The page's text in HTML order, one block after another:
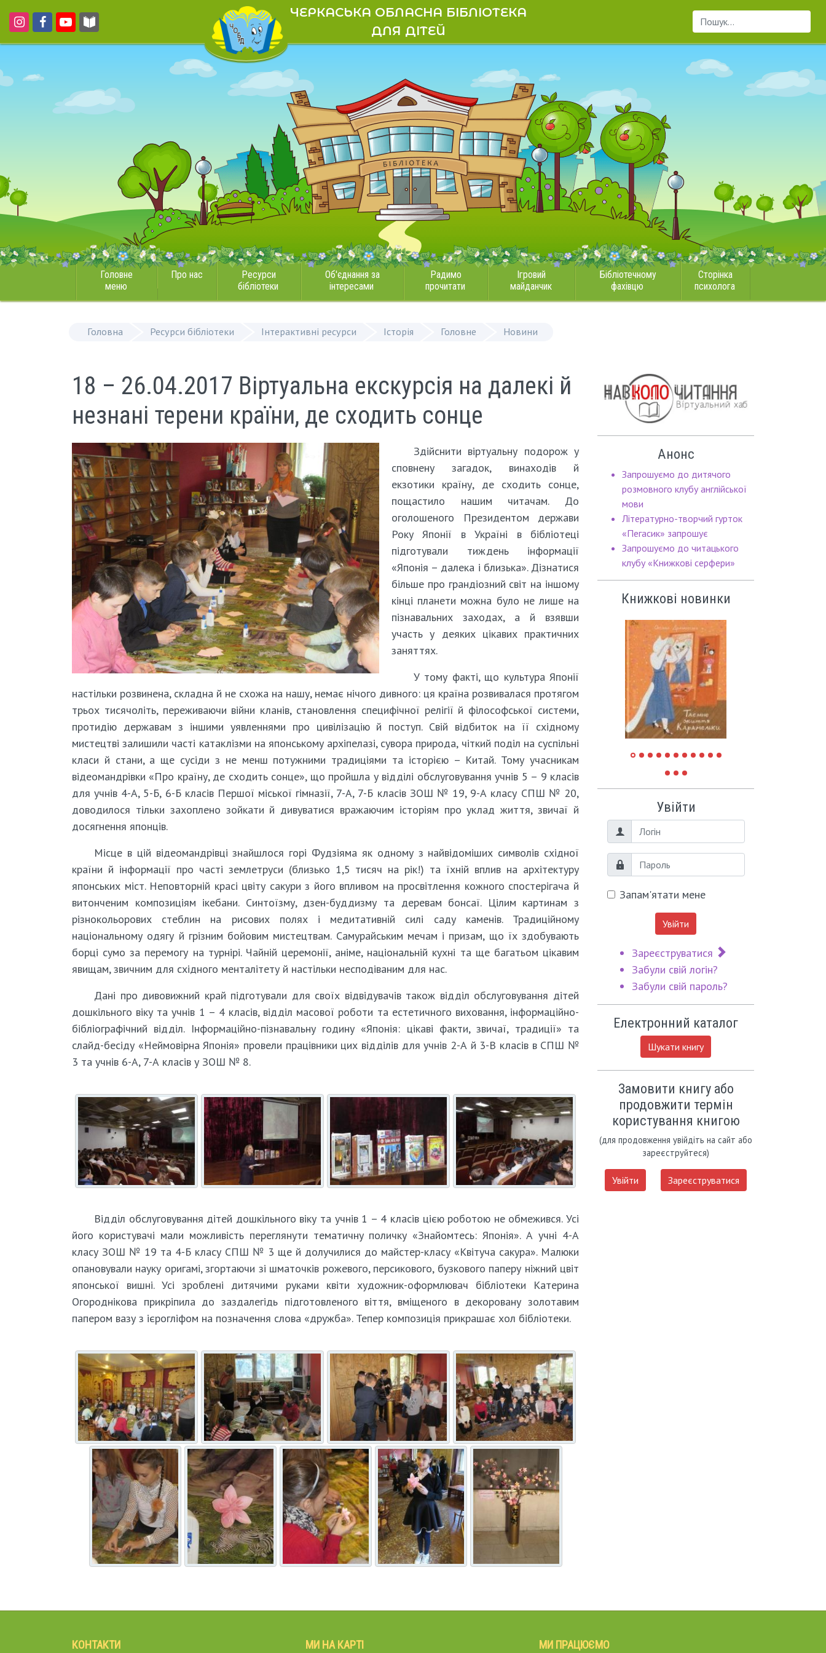
ЧЕРКАСЬКА ОБЛАСНА БІБЛІОТЕКА
ДЛЯ ДІТЕЙ
Пошук...
Головне
меню
Про нас
Ресурси
бібліотеки
Об'єднання за
інтересами
Радимо
прочитати
Ігровий
майданчик
Бібліотечному
фахівцю
Сторінка
психолога
Головна Ресурси бібліотеки Інтерактивні ресурси Історія Головне Новини
18 – 26.04.2017 Віртуальна екскурсія на далекі й
незнані терени країни, де сходить сонце
Здійснити віртуальну подорож у
сповнену загадок, винаходів й
екзотики країну, де сходить сонце,
пощастило нашим читачам. До
оголошеного Президентом держави
Року Японії в Україні в бібліотеці
підготували тиждень інформації
«Японія – далека і близька». Дізнатися
більше про грандіозний світ на іншому
кінці планети можна було не лише на
пізнавальних заходах, а й взявши
участь у деяких цікавих практичних
заняттях.
У тому факті, що культура Японії
настільки розвинена, складна й не схожа на нашу, немає нічого дивного: ця країна розвивалася протягом
трьох тисячоліть, переживаючи війни кланів, становлення специфічної релігії й філософської системи,
протидію державам з іншими уявленнями про цивілізацію й поступ. Свій відбиток на її східному
мистецтві залишили часті катаклізми на японському архіпелазі, сувора природа, чіткий поділ на суспільні
класи й стани, а ще сусіди з не менш потужними традиціями та історією – Китай. Тому учасникам
відеомандрівки «Про країну, де сходить сонце», що пройшла у відділі обслуговування учнів 5 – 9 класів
для учнів 4-А, 5-Б, 6-Б класів Першої міської гімназії, 7-А, 7-Б класів ЗОШ № 19, 9-А класу СПШ № 20,
доводилося тільки захоплено зойкати й дивуватися вражаючим історіям про уклад життя, звичаї й
досягнення японців.
Місце в цій відеомандрівці знайшлося горі Фудзіяма як одному з найвідоміших символів східної
країни й інформації про часті землетруси (близько 1,5 тисяч на рік!) та їхній вплив на архітектуру
японських міст. Неповторній красі цвіту сакури з його впливом на просвітлення кожного спостерігача й
витонченим композиціям ікебани. Синтоїзму, дзен-буддизму та деревам бонсаї. Цілим картинам з
різнокольорових стеблин на рисових полях і медитативній силі саду каменів. Традиційному
національному одягу й грізним бойовим мистецтвам. Самурайським мечам і призам, що їх здобувають
борці сумо за перемогу на турнірі. Чайній церемонії, аніме, національній кухні та ще багатьом цікавим
явищам, звичним для східного менталітету й настільки несподіваним для нас.
Дані про дивовижний край підготували для своїх відвідувачів також відділ обслуговування дітей
дошкільного віку та учнів 1 – 4 класів, відділ масової роботи та естетичного виховання, інформаційно-
бібліографічний відділ. Інформаційно-пізнавальну годину «Японія: цікаві факти, звичаї, традиції» та
слайд-бесіду «Неймовірна Японія» провели працівники цих відділів для учнів 2-А й 3-В класів в СПШ №
3 та учнів 6-А, 7-А класів у ЗОШ № 8.
Відділ обслуговування дітей дошкільного віку та учнів 1 – 4 класів цією роботою не обмежився. Усі
його користувачі мали можливість переглянути тематичну поличку «Знайомтесь: Японія». А учні 4-А
класу ЗОШ № 19 та 4-Б класу СПШ № 3 ще й долучилися до майстер-класу «Квітуча сакура». Малюки
опановували науку оригамі, згортаючи зі шматочків рожевого, персикового, бузкового паперу ніжний цвіт
японської вишні. Усі зроблені дитячими руками квіти художник-оформлювач бібліотеки Катерина
Огороднікова прикріпила до заздалегідь підготовленого віття, вміщеного в декоровану золотавим
папером вазу з ієрогліфом на позначення слова «дружба». Тепер композиція прикрашає хол бібліотеки.
Анонс
Запрошуємо до дитячого
розмовного клубу англійської
мови
Літературно-творчий гурток
«Пегасик» запрошує
Запрошуємо до читацького
клубу «Книжкові серфери»
Книжкові новинки
Увійти
Логін
Пароль
Запам'ятати мене
Увійти
Зареєструватися
Забули свій логін?
Забули свій пароль?
Електронний каталог
Шукати книгу
Замовити книгу або
продовжити термін
користування книгою
(для продовження увійдіть на сайт або
зареєструйтеся)
Увійти Зареєструватися
КОНТАКТИ МИ НА КАРТІ МИ ПРАЦЮЄМО